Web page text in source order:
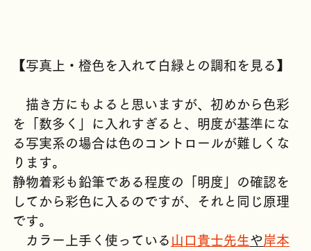
描き方にもよると思いますが、初めから色彩
を「数多く」に入れすぎると、明度が基準にな
る写実系の場合は色のコントロールが難しくな
ります。
静物着彩も鉛筆である程度の「明度」の確認を
してから彩色に入るのですが、それと同じ原理
です。